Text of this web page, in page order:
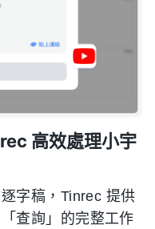
高效處理小宇
字稿，Tinrec 提供
查詢」的完整工作